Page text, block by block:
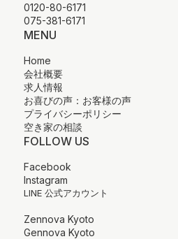
0120-80-6171
075-381-6171
MENU
Home
会社概要
求人情報
お喜びの声：お客様の声
プライバシーポリシー
空き家の相談
FOLLOW US
Facebook
Instagram
LINE 公式アカウント
Zennova Kyoto
Gennova Kyoto